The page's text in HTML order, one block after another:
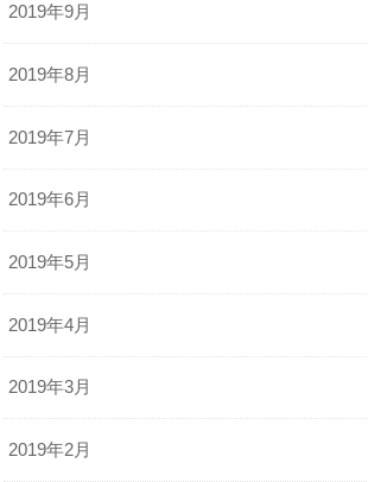
2019年9月
2019年8月
2019年7月
2019年6月
2019年5月
2019年4月
2019年3月
2019年2月